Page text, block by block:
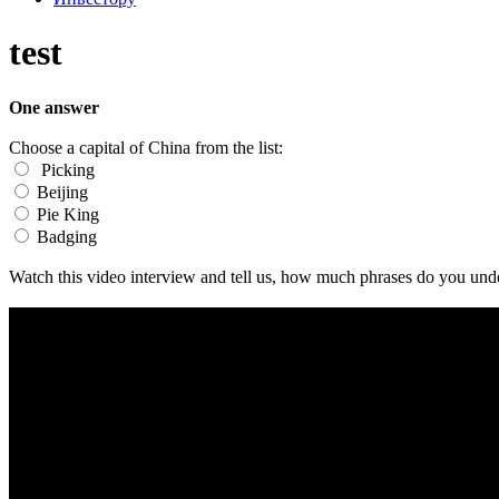
test
One answer
Choose a capital of China from the list:
Picking
Beijing
Pie King
Badging
Watch this video interview and tell us, how much phrases do you